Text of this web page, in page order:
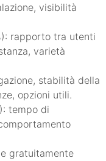
visibilità
rapporto tra utenti
varietà
stabilità della
opzioni utili.
tempo di
gratuitamente